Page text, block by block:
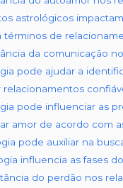
astrológicos
términos de
da comunicação
pode ajudar a
relacionamentos
pode influenciar as
amor de acordo com
pode auxiliar na
influencia as fases
do perdão nos